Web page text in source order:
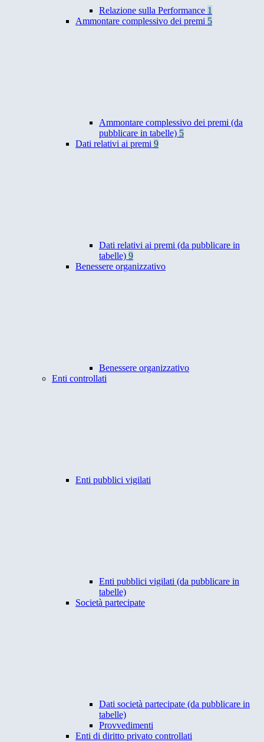
Relazione sulla Performance 1
Ammontare complessivo dei premi 5
Ammontare complessivo dei premi (da
pubblicare in tabelle) 5
Dati relativi ai premi 9
Dati relativi ai premi (da pubblicare in
tabelle) 9
Benessere organizzativo
Benessere organizzativo
Enti controllati
Enti pubblici vigilati
Enti pubblici vigilati (da pubblicare in
tabelle)
Società partecipate
Dati società partecipate (da pubblicare in
tabelle)
Provvedimenti
Enti di diritto privato controllati